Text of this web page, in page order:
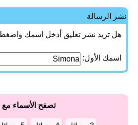
نشر الرسالة
هل تريد نشر تعليق أدخل اسمك واضغط
اسمك الأول:
تصفح الأسماء مع